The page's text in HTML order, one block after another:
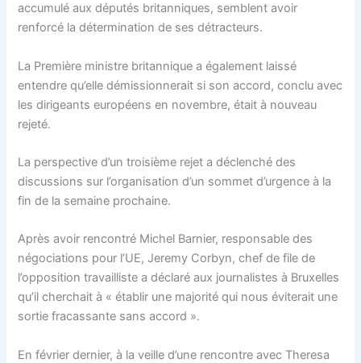
accumulé aux députés britanniques, semblent avoir
renforcé la détermination de ses détracteurs.
La Première ministre britannique a également laissé
entendre qu’elle démissionnerait si son accord, conclu avec
les dirigeants européens en novembre, était à nouveau
rejeté.
La perspective d’un troisième rejet a déclenché des
discussions sur l’organisation d’un sommet d’urgence à la
fin de la semaine prochaine.
Après avoir rencontré Michel Barnier, responsable des
négociations pour l’UE, Jeremy Corbyn, chef de file de
l’opposition travailliste a déclaré aux journalistes à Bruxelles
qu’il cherchait à « établir une majorité qui nous éviterait une
sortie fracassante sans accord ».
En février dernier, à la veille d’une rencontre avec Theresa